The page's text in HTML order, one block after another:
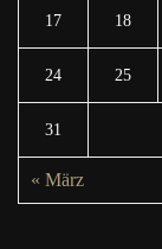
17 18
24 25
31
« März